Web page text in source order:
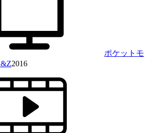
ポケットモ
2016